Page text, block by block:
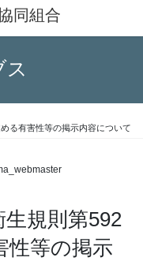
同組合
ス
る有害性等の掲示内容について
生規則第592
性等の掲示